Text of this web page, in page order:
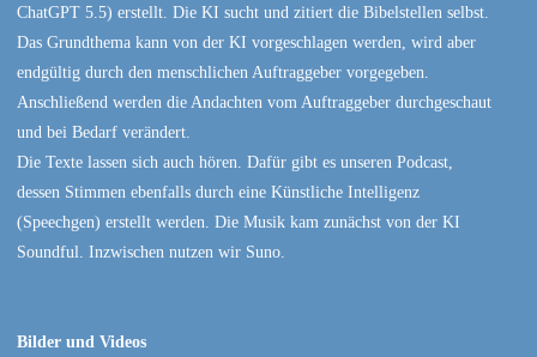
ChatGPT 5.5) erstellt. Die KI sucht und zitiert die Bibelstellen selbst.
Das Grundthema kann von der KI vorgeschlagen werden, wird aber
endgültig durch den menschlichen Auftraggeber vorgegeben.
Anschließend werden die Andachten vom Auftraggeber durchgeschaut
und bei Bedarf verändert.
Die Texte lassen sich auch hören. Dafür gibt es unseren Podcast,
dessen Stimmen ebenfalls durch eine Künstliche Intelligenz
(Speechgen) erstellt werden. Die Musik kam zunächst von der KI
Soundful. Inzwischen nutzen wir Suno.
Bilder und Videos